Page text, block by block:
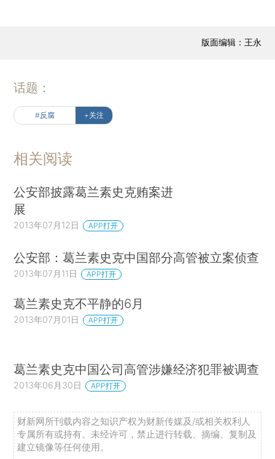
版面编辑：王永
话题：
#反腐 +关注
相关阅读
公安部披露葛兰素史克贿案进
展
2013年07月12日 APP打开
公安部：葛兰素史克中国部分高管被立案侦查
2013年07月11日 APP打开
葛兰素史克不平静的6月
2013年07月01日 APP打开
葛兰素史克中国公司高管涉嫌经济犯罪被调查
2013年06月30日 APP打开
财新网所刊载内容之知识产权为财新传媒及/或相关权利人
专属所有或持有。未经许可，禁止进行转载、摘编、复制及
建立镜像等任何使用。